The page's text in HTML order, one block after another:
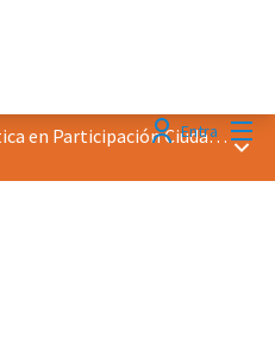
EntraDistinción &quot;Buena Práctica en Participación Ciudadana&quot; 2024